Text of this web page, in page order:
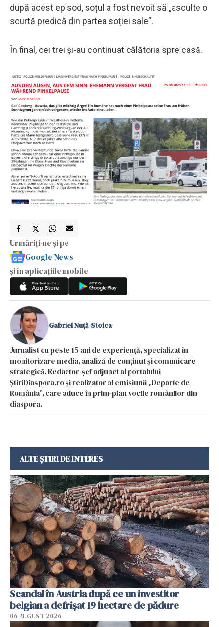
după acest episod, soțul a fost nevoit să „asculte o
scurtă predică din partea soției sale”.
În final, cei trei și-au continuat călătoria spre casă.
Urmăriți-ne și pe
Google News
și în aplicațiile mobile
Gabriel Nuță-Stoica
Jurnalist cu peste 15 ani de experiență, specializat în
monitorizare media, analiză de conținut și comunicare
strategică. Redactor-șef adjunct al portalului
ȘtiriDiaspora.ro și realizator al emisiunii „Departe de
România”, care aduce în prim-plan vocile românilor din
diaspora.
ALTE ȘTIRI DE INTERES
Scandal în Austria după ce un investitor
belgian a defrișat 19 hectare de pădure
06 AUGUST 2026